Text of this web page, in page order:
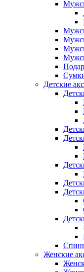
Детские
Женские